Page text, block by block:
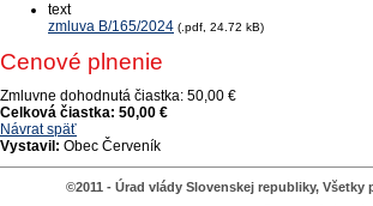
text
zmluva B/165/2024 (.pdf, 24.72 kB)
Cenové plnenie
Zmluvne dohodnutá čiastka: 50,00 €
Celková čiastka: 50,00 €
Návrat späť
Vystavil: Obec Červeník
©2011 - Úrad vlády Slovenskej republiky, Všetky